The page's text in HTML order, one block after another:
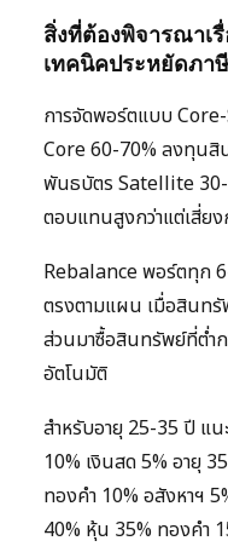
สิ่งที่ต้องพิจารณาเ
เทคนิคประหยัดภา
การจัดพอร์ตแบบ
Core 60-70% ลงทุน
พันธบัตร Satellite
ตอบแทนสูงกว่าแต่เสี่ยง
Rebalance พอร์ตทุก
ตรงตามแผน เมื่อสินทรั
ส่วนมาซื้อสินทรัพย์ที่ต่ำ
อัตโนมัติ
สำหรับอายุ 25-35 ปี แ
10% เงินสด 5% อายุ
ทองคำ 10% อสังหาฯ
40% หุ้น 35% ทองคำ